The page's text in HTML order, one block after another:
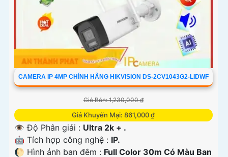
CAMERA IP 4MP CHÍNH HÃNG HIKVISION DS-2CV1043G2-LIDWF
Giá Bán: 1,230,000 ₫
Giá Khuyến Mại: 861,000 ₫
👁 Độ Phân giải : Ultra 2k + .
🤖️ Tích hợp công nghệ : IP.
🌔 Hình ảnh ban đêm : Full Color 30m Có Màu Ban